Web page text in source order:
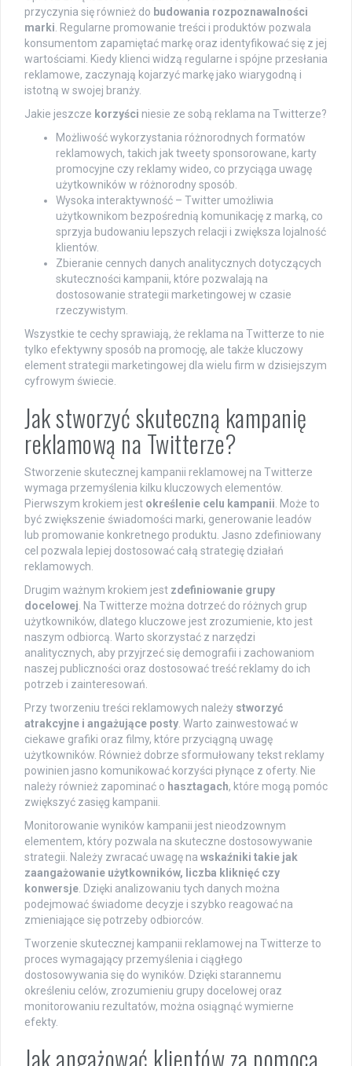
przyczynia się również do budowania rozpoznawalności
marki . Regularne promowanie treści i produktów pozwala
konsumentom zapamiętać markę oraz identyfikować się z jej
wartościami. Kiedy klienci widzą regularne i spójne przesłania
reklamowe, zaczynają kojarzyć markę jako wiarygodną i
istotną w swojej branży.
Jakie jeszcze korzyści niesie ze sobą reklama na Twitterze?
Możliwość wykorzystania różnorodnych formatów
reklamowych, takich jak tweety sponsorowane, karty
promocyjne czy reklamy wideo, co przyciąga uwagę
użytkowników w różnorodny sposób.
Wysoka interaktywność – Twitter umożliwia
użytkownikom bezpośrednią komunikację z marką, co
sprzyja budowaniu lepszych relacji i zwiększa lojalność
klientów.
Zbieranie cennych danych analitycznych dotyczących
skuteczności kampanii, które pozwalają na
dostosowanie strategii marketingowej w czasie
rzeczywistym.
Wszystkie te cechy sprawiają, że reklama na Twitterze to nie
tylko efektywny sposób na promocję, ale także kluczowy
element strategii marketingowej dla wielu firm w dzisiejszym
cyfrowym świecie.
Jak stworzyć skuteczną kampanię
reklamową na Twitterze?
Stworzenie skutecznej kampanii reklamowej na Twitterze
wymaga przemyślenia kilku kluczowych elementów.
Pierwszym krokiem jest określenie celu kampanii . Może to
być zwiększenie świadomości marki, generowanie leadów
lub promowanie konkretnego produktu. Jasno zdefiniowany
cel pozwala lepiej dostosować całą strategię działań
reklamowych.
Drugim ważnym krokiem jest zdefiniowanie grupy
docelowej . Na Twitterze można dotrzeć do różnych grup
użytkowników, dlatego kluczowe jest zrozumienie, kto jest
naszym odbiorcą. Warto skorzystać z narzędzi
analitycznych, aby przyjrzeć się demografii i zachowaniom
naszej publiczności oraz dostosować treść reklamy do ich
potrzeb i zainteresowań.
Przy tworzeniu treści reklamowych należy stworzyć
atrakcyjne i angażujące posty . Warto zainwestować w
ciekawe grafiki oraz filmy, które przyciągną uwagę
użytkowników. Również dobrze sformułowany tekst reklamy
powinien jasno komunikować korzyści płynące z oferty. Nie
należy również zapominać o hasztagach, które mogą pomóc
zwiększyć zasięg kampanii.
Monitorowanie wyników kampanii jest nieodzownym
elementem, który pozwala na skuteczne dostosowywanie
strategii. Należy zwracać uwagę na wskaźniki takie jak
zaangażowanie użytkowników, liczba kliknięć czy
konwersje . Dzięki analizowaniu tych danych można
podejmować świadome decyzje i szybko reagować na
zmieniające się potrzeby odbiorców.
Tworzenie skutecznej kampanii reklamowej na Twitterze to
proces wymagający przemyślenia i ciągłego
dostosowywania się do wyników. Dzięki starannemu
określeniu celów, zrozumieniu grupy docelowej oraz
monitorowaniu rezultatów, można osiągnąć wymierne
efekty.
Jak angażować klientów za pomocą